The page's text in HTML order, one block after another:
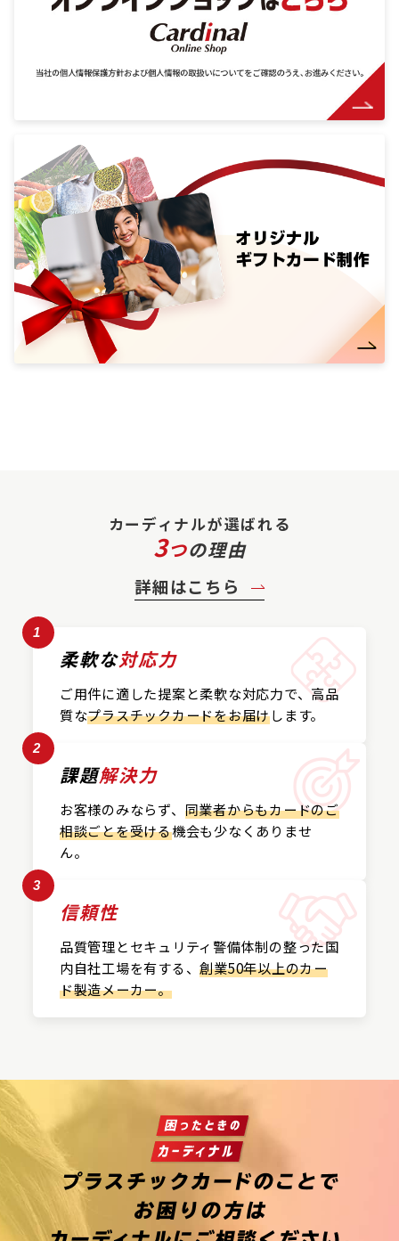
カーディナルが選ばれる
3つの理由
詳細はこちら
1
柔軟な対応力
ご用件に適した提案と柔軟な対応力で、高品
質なプラスチックカードをお届けします。
2
課題解決力
お客様のみならず、 同業者からもカードのご
相談ごとを受ける機会も少なくありませ
ん。
3
信頼性
品質管理とセキュリティ警備体制の整った国
内自社工場を有する、創業50年以上のカー
ド製造メーカー。